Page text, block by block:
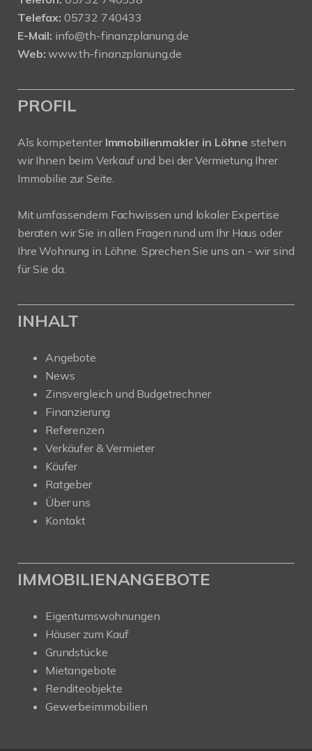
Telefax: 05732 740433
E-Mail: info@th-finanzplanung.de
Web: www.th-finanzplanung.de
PROFIL
Als kompetenter Immobilienmakler in Löhne stehen
wir Ihnen beim Verkauf und bei der Vermietung Ihrer
Immobilie zur Seite.
Mit umfassendem Fachwissen und lokaler Expertise
beraten wir Sie in allen Fragen rund um Ihr Haus oder
Ihre Wohnung in Löhne. Sprechen Sie uns an - wir sind
für Sie da.
INHALT
Angebote
News
Zinsvergleich und Budgetrechner
Finanzierung
Referenzen
Verkäufer & Vermieter
Käufer
Ratgeber
Über uns
Kontakt
IMMOBILIENANGEBOTE
Eigentumswohnungen
Häuser zum Kauf
Grundstücke
Mietangebote
Renditeobjekte
Gewerbeimmobilien